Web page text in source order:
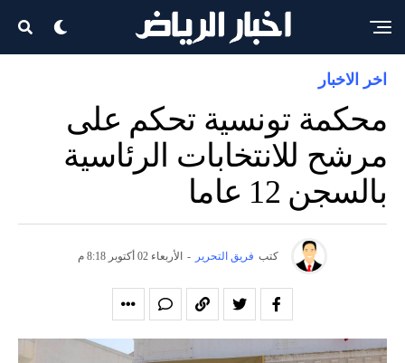
اخر الاخبار
محكمة تونسية تحكم على
مرشح للانتخابات الرئاسية
بالسجن 12 عاما
كتب فريق التحرير - الأربعاء 02 أكتوبر 8:18 م